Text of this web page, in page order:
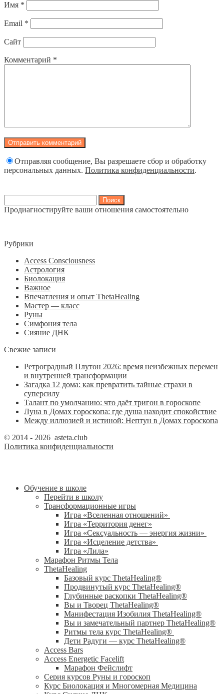
Имя *
Email *
Сайт
Комментарий *
Отправляя сообщение, Вы разрешаете сбор и обработку
персональных данных. Политика конфиденциальности.
Продиагностируйте ваши отношения самостоятельно
Рубрики
Access Consciousness
Астрология
Биолокация
Важное
Впечатления и опыт ThetaHealing
Мастер — класс
Руны
Симфония тела
Сияние ДНК
Свежие записи
Ретроградный Плутон 2026: время неизбежных перемен
и внутренней трансформации
Загадка 12 дома: как превратить тайные страхи в
суперсилу
Талант по умолчанию: что даёт тригон в гороскопе
Луна в Домах гороскопа: где душа находит спокойствие
Между иллюзией и истиной: Нептун в Домах гороскопа
© 2014 - 2026 asteta.club
Политика конфиденциальности
Обучение в школе
Перейти в школу
Трансформационные игры
Игра «Вселенная отношений»
Игра «Территория денег»
Игра «Сексуальность — энергия жизни»
Игра «Исцеление детства»
Игра «Лила»
Марафон Ритмы Тела
ThetaHealing
Базовый курс ThetaHealing®
Продвинутый курс ThetaHealing®
Глубинные раскопки ThetaHealing®
Вы и Творец ThetaHealing®
Манифестация Изобилия ThetaHealing®
Вы и замечательный партнер ThetaHealing®
Ритмы тела курс ThetaHealing®
Дети Радуги — курс ThetaHealing®
Access Bars
Access Energetic Facelift
Марафон Фейслифт
Серия курсов Руны и гороскоп
Курс Биолокация и Многомерная Медицина